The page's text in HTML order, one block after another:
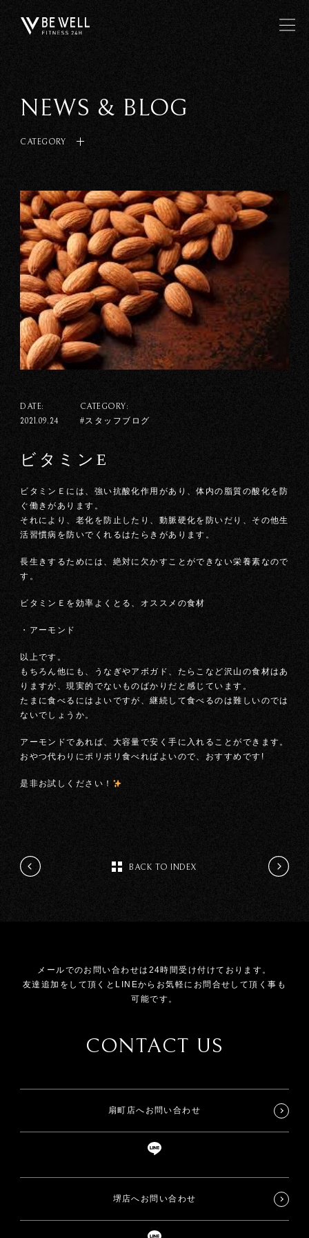
NEWS & BLOG
CATEGORY
DATE:
2021.09.24
CATEGORY:
#スタッフブログ
ビタミンE
ビタミンＥには、強い抗酸化作用があり、体内の脂質の酸化を防
ぐ働きがあります。
それにより、老化を防止したり、動脈硬化を防いだり、その他生
活習慣病を防いでくれるはたらきがあります。
長生きするためには、絶対に欠かすことができない栄養素なので
す。
ビタミンＥを効率よくとる、オススメの食材
・アーモンド
以上です。
もちろん他にも、うなぎやアボガド、たらこなど沢山の食材はあ
りますが、現実的でないものばかりだと感じています。
たまに食べるにはよいですが、継続して食べるのは難しいのでは
ないでしょうか。
アーモンドであれば、大容量で安く手に入れることができます。
おやつ代わりにポリポリ食べればよいので、おすすめです!
是非お試しください！
BACK TO INDEX
メールでのお問い合わせは24時間受け付けております。
友達追加をして頂くとLINEからお気軽にお問合せして頂く事も
可能です。
CONTACT US
扇町店へお問い合わせ
堺店へお問い合わせ